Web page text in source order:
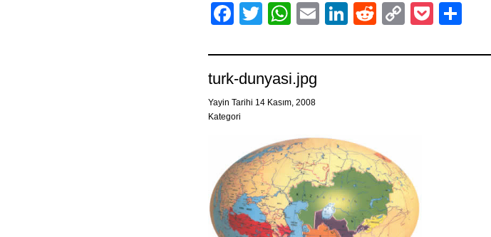
Facebook
TwitterWhatsApp
EmailLinkedIn
RedditCopyPocket
turk-dunyasi.jpg
Yayin Tarihi 14 Kasım, 2008
Kategori